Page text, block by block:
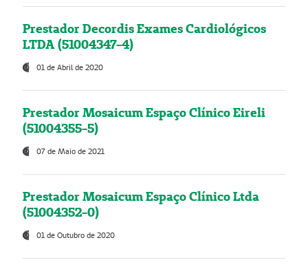
Prestador Decordis Exames Cardiológicos
LTDA (51004347-4)
01 de Abril de 2020
Prestador Mosaicum Espaço Clínico Eireli
(51004355-5)
07 de Maio de 2021
Prestador Mosaicum Espaço Clínico Ltda
(51004352-0)
01 de Outubro de 2020